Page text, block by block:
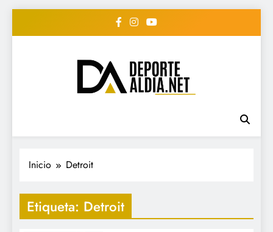
• DEPORTE AL DIA •
"Periodico Deportivo
Digital"
#deportealdiard #deportealdiaperiodico
Inicio Detroit
Etiqueta: Detroit